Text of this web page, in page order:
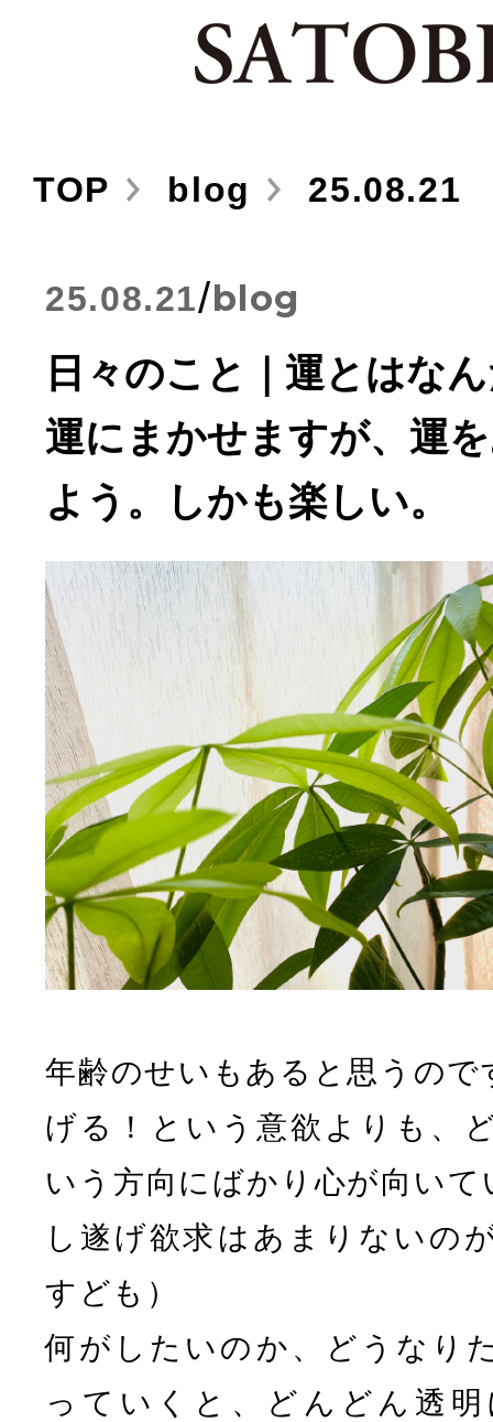
TOP blog 25.08.21
25.08.21/blog
日々のこと｜運とはな
運にまかせますが、運
よう。しかも楽しい。
年齢のせいもあると思うので
げる！という意欲よりも、
いう方向にばかり心が向い
し遂げ欲求はあまりないの
すども）
何がしたいのか、どうなり
っていくと、どんどん透